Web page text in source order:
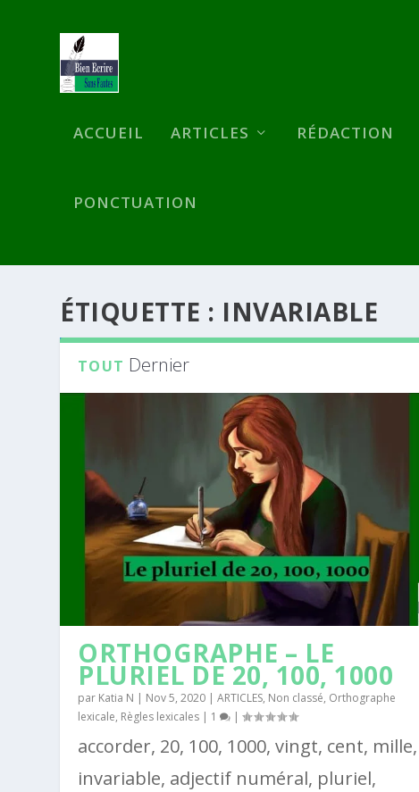
ACCUEIL ARTICLES RÉDACTION
PONCTUATION
ÉTIQUETTE : INVARIABLE
TOUT Dernier
ORTHOGRAPHE – LE
PLURIEL DE 20, 100, 1000
par Katia N | Nov 5, 2020 |ARTICLES, Non classé, Orthographe
lexicale, Règles lexicales | 1 |
accorder, 20, 100, 1000, vingt, cent, mille,
invariable, adjectif numéral, pluriel,